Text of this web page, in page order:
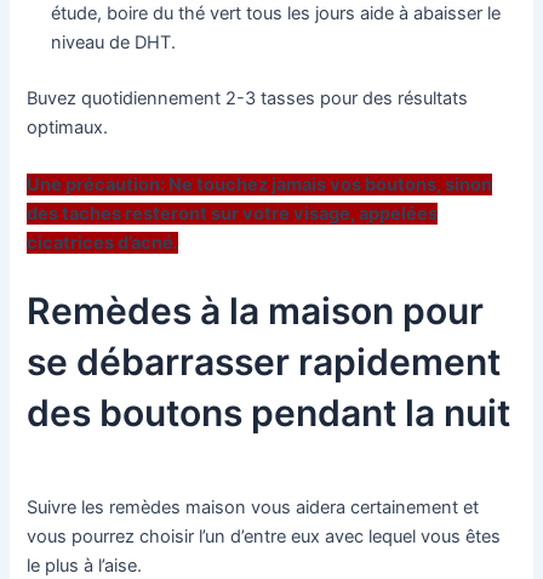
étude, boire du thé vert tous les jours aide à abaisser le
niveau de DHT.
Buvez quotidiennement 2-3 tasses pour des résultats
optimaux.
Une précaution: Ne touchez jamais vos boutons, sinon
des taches resteront sur votre visage, appelées
cicatrices d’acné.
Remèdes à la maison pour
se débarrasser rapidement
des boutons pendant la nuit
Suivre les remèdes maison vous aidera certainement et
vous pourrez choisir l’un d’entre eux avec lequel vous êtes
le plus à l’aise.